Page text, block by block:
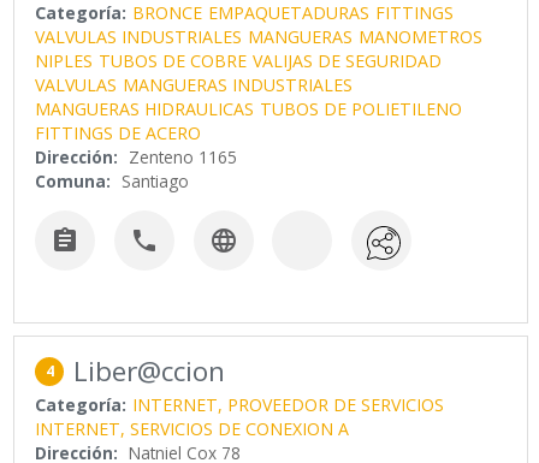
Categoría: BRONCE EMPAQUETADURAS FITTINGS
VALVULAS INDUSTRIALES MANGUERAS MANOMETROS
NIPLES TUBOS DE COBRE VALIJAS DE SEGURIDAD
VALVULAS MANGUERAS INDUSTRIALES
MANGUERAS HIDRAULICAS TUBOS DE POLIETILENO
FITTINGS DE ACERO
Dirección: Zenteno 1165
Comuna: Santiago
  
4 Liber@ccion
Categoría: INTERNET, PROVEEDOR DE SERVICIOS
INTERNET, SERVICIOS DE CONEXION A
Dirección: Natniel Cox 78